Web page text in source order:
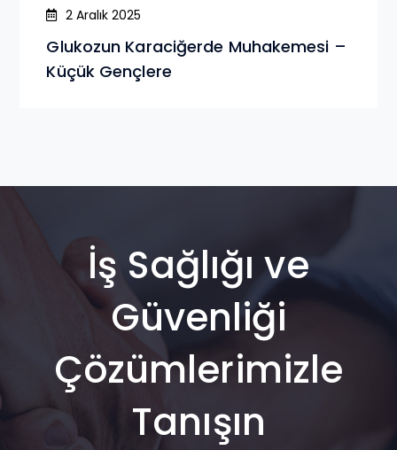
2 Aralık 2025
Glukozun Karaciğerde Muhakemesi –
Küçük Gençlere
İş Sağlığı ve
Güvenliği
Çözümlerimizle
Tanışın